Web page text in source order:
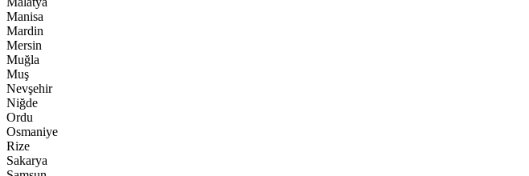
Manisa
Mardin
Mersin
Muğla
Muş
Nevşehir
Niğde
Ordu
Osmaniye
Rize
Sakarya